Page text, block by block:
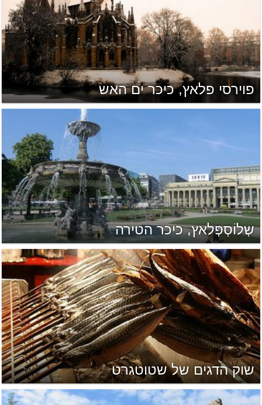
פוירסי פלאץ, כיכר ים האש
שְלוֹסְפְּלאץ, כיכר הטירה
שוק הדגים של שטוטגרט